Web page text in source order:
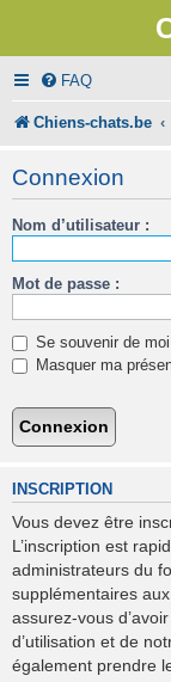
FAQ
Chiens-chats.be
Connexion
Nom d’utilisateur :
Mot de passe :
Se souvenir de moi
Masquer ma
INSCRIPTION
Vous devez être
L’inscription est
administrateurs du
supplémentaires
assurez-vous
d’utilisation et de
également prendre